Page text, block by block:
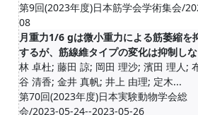
第9回(2023年度)日本筋学会学術集会/
08
月重力1/6 gは微小重力による筋萎縮を
するが、筋線維タイプの変化は抑制し
林 卓杜; 藤田 諒; 岡田 理沙; 濱田 理人;
谷 清香; 金井 真帆; 井上 由理; 定木...
第70回(2023年度)日本実験動物学会総
会/2023-05-24--2023-05-26